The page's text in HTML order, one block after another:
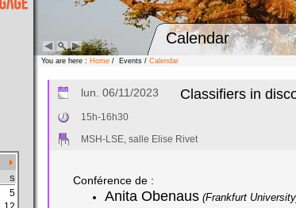
Calendar
S
5
You are here : Home / Events / Calendar
lun. 06/11/2023
Classifiers in
15h-16h30
MSH-LSE, salle Elise Rivet
Conférence de :
Anita Obenaus (Frankfurt